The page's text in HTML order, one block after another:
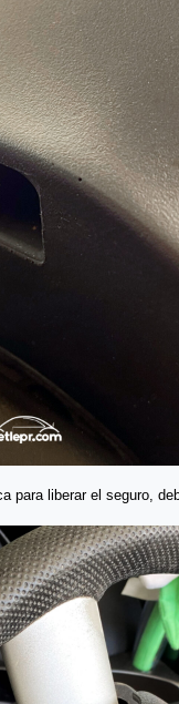
para liberar el seguro,